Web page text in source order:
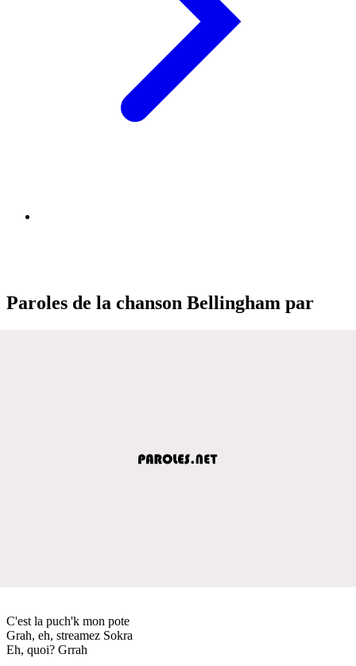
Paroles de la chanson Bellingham par
C'est la puch'k mon pote
Grah, eh, streamez Sokra
Eh, quoi? Grrah